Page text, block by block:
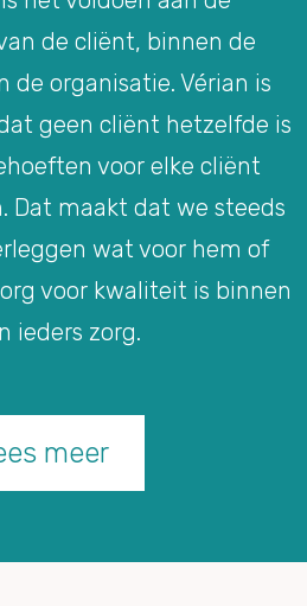
de cliënt, binnen de
de organisatie. Vérian is
geen cliënt hetzelfde is
voor elke cliënt
Dat maakt dat we steeds
wat voor hem of
voor kwaliteit is binnen
ieders zorg.
meer